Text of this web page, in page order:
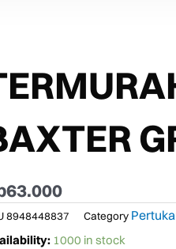
63.000
8948448837 Category
1000 in stock